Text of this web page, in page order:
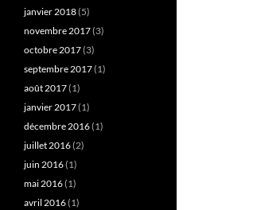
janvier 2018(5)
novembre 2017(3)
octobre 2017(3)
septembre 2017(1)
août 2017(1)
janvier 2017(1)
décembre 2016(1)
juillet 2016(2)
juin 2016(1)
mai 2016(1)
avril 2016(1)